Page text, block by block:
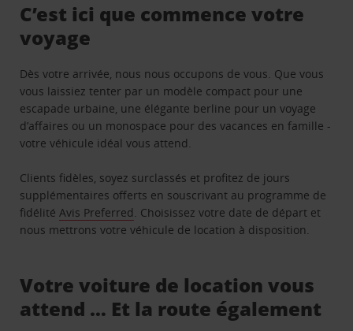
C’est ici que commence votre
voyage
Dès votre arrivée, nous nous occupons de vous. Que vous
vous laissiez tenter par un modèle compact pour une
escapade urbaine, une élégante berline pour un voyage
d’affaires ou un monospace pour des vacances en famille -
votre véhicule idéal vous attend.
Clients fidèles, soyez surclassés et profitez de jours
supplémentaires offerts en souscrivant au programme de
fidélitéAvis Preferred. Choisissez votre date de départ et
nous mettrons votre véhicule de location à disposition.
Votre voiture de location vous
attend … Et la route également